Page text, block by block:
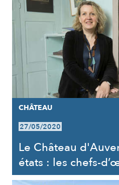
CHÂTEAU
27/05/2020
Le Château
états : les chefs-